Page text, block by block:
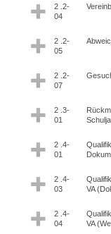
2 .2-
04
2 .2-
05
2 .2-
07
2 .3-
01
2 .4-
01
2 .4-
03
VA
2 .4-
04
VA